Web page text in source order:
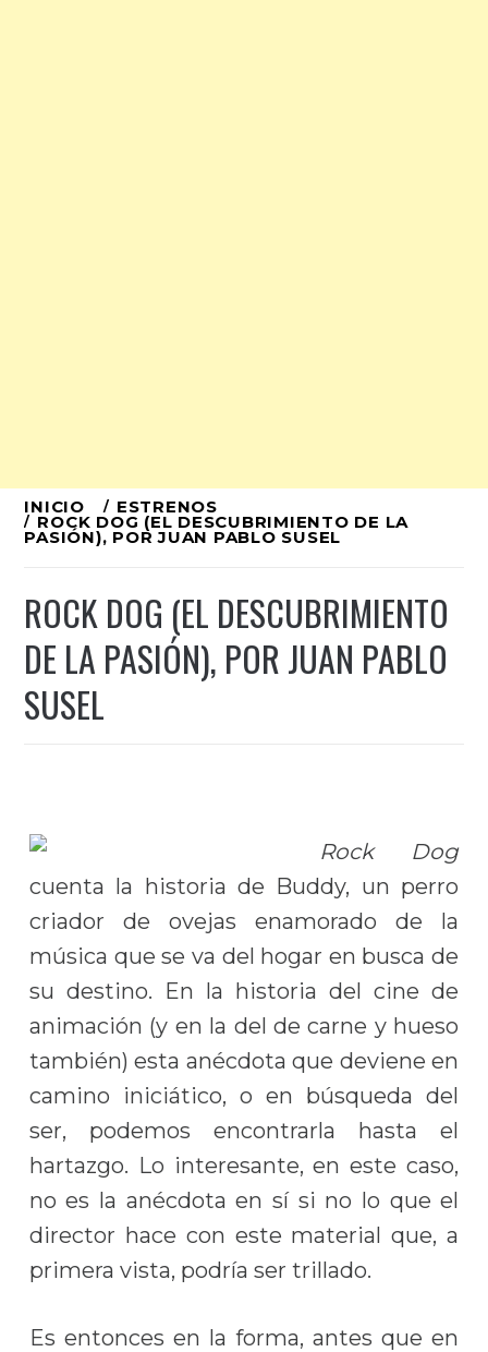
Ir
al
INICIO ESTRENOS
ROCK DOG (EL DESCUBRIMIENTO DE LA
PASIÓN), POR JUAN PABLO SUSEL
ROCK DOG (EL DESCUBRIMIENTO
DE LA PASIÓN), POR JUAN PABLO
SUSEL
Rock Dog
cuenta la historia de Buddy, un perro
criador de ovejas enamorado de la
música que se va del hogar en busca de
su destino. En la historia del cine de
animación (y en la del de carne y hueso
también) esta anécdota que deviene en
camino iniciático, o en búsqueda del
ser, podemos encontrarla hasta el
hartazgo. Lo interesante, en este caso,
no es la anécdota en sí si no lo que el
director hace con este material que, a
primera vista, podría ser trillado.
Es entonces en la forma, antes que en